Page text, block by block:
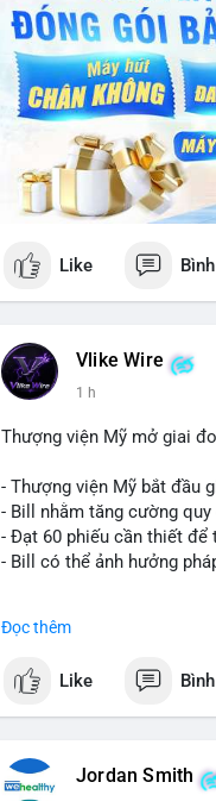
Like
Vlike Wire
1 h
Thượng viện Mỹ mở giai
- Thượng viện Mỹ bắt đầu
- Bill nhằm tăng cường
- Đạt 60 phiếu cần thiết để
- Bill có thể ảnh hưởng
#vlikevn #titanbot
📰 Nguồn: CoinDesk
Đọc thêm
Like
Jordan Smith